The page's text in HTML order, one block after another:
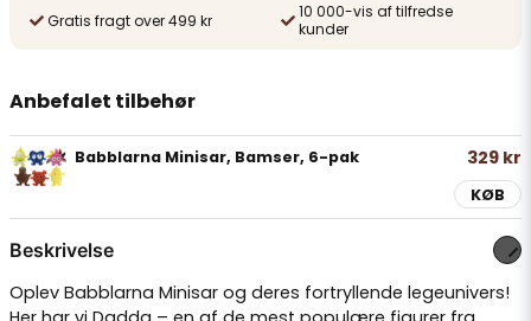
Gratis fragt over 499 kr
10 000-vis af tilfredse
kunder
Anbefalet tilbehør
Babblarna Minisar, Bamser, 6-pak 329 kr
KØB
Beskrivelse
Oplev Babblarna Minisar og deres fortryllende legeunivers!